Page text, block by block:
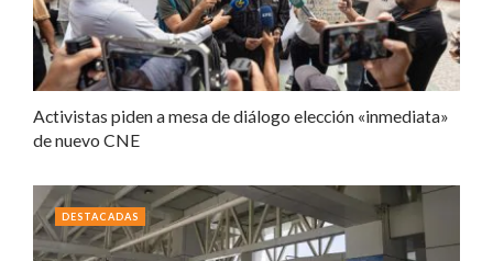
Activistas piden a mesa de diálogo elección «inmediata»
de nuevo CNE
DESTACADAS